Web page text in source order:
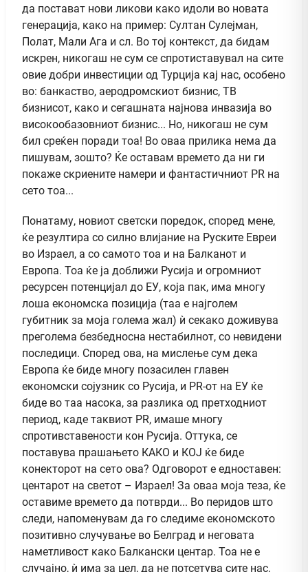
да постават нови ликови како идоли во новата
генерација, како на пример: Султан Сулејман,
Полат, Мали Ага и сл. Во тој контекст, да бидам
искрен, никогаш не сум се спротиставувал на сите
овие добри инвестиции од Турција кај нас, особено
во: банкаство, аеродромскиот бизнис, ТВ
бизнисот, како и сегашната најнова инвазија во
високообазовниот бизнис... Но, никогаш не сум
бил среќен поради тоа! Во оваа прилика нема да
пишувам, зошто? Ќе оставам времето да ни ги
покаже скриените намери и фантастичниот PR на
сето тоа...
Понатаму, новиот светски поредок, според мене,
ќе резултира со силно влијание на Руските Евреи
во Израел, а со самото тоа и на Балканот и
Европа. Тоа ќе ја доближи Русија и огромниот
ресурсен потенцијал до ЕУ, која пак, има многу
лоша економска позиција (таа е најголем
губитник за моја голема жал) ѝ секако доживува
преголема безбедносна нестабилнот, со невидени
последици. Според ова, на мислење сум дека
Европа ќе биде многу позасилен главен
економски сојузник со Русија, и PR-от на ЕУ ќе
биде во таа насока, за разлика од претходниот
период, каде таквиот PR, имаше многу
спротивставености кон Русија. Оттука, се
поставува прашањето КАКО и КОЈ ќе биде
конекторот на сето ова? Одговорот е едноставен:
центарот на светот – Израел! За оваа моја теза, ќе
оставиме времето да потврди... Во перидов што
следи, напоменувам да го следиме економското
позитивно случување во Белград и неговата
наметливост како Балкански центар. Тоа не е
случајно, ѝ има за цел, да не потсетува сите нас,